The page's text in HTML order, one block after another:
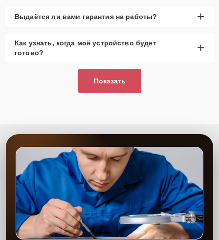
Выдаётся ли вами гарантия на работы? +
Как узнать, когда моё устройство будет
готово?
+
Показать